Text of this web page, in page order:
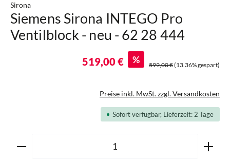
Sirona
Siemens Sirona INTEGO Pro
Ventilblock - neu - 62 28 444
519,00 € % 599,00 €(13.36% gespart)
Preise inkl. MwSt. zzgl. Versandkosten
Sofort verfügbar, Lieferzeit: 2 Tage
Produkt Anzahl: Gib den gewünschten Wert ein oder